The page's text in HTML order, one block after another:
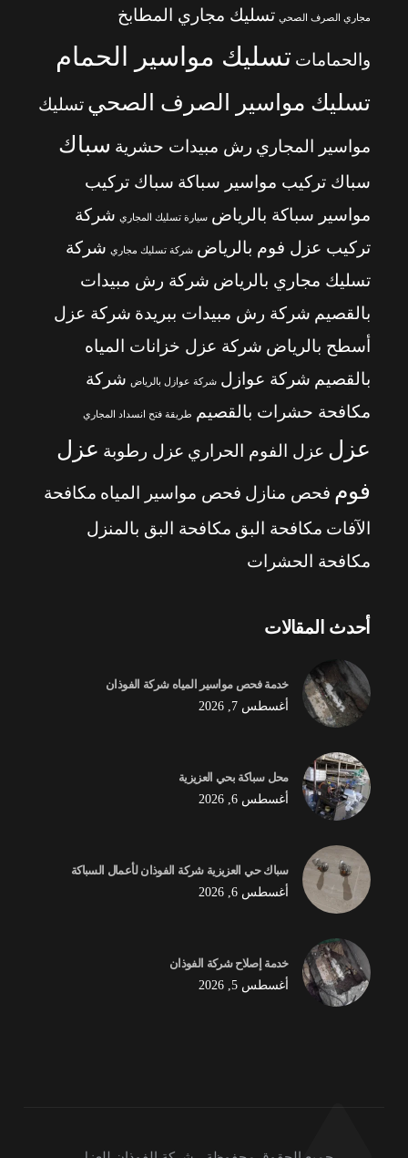
مجاري الصرف الصحي تسليك مجاري المطابخ
والحمامات تسليك مواسير الحمام
تسليك مواسير الصرف الصحي تسليك
مواسير المجاري رش مبيدات حشرية سباك
سباك تركيب مواسير سباكة سباك تركيب
مواسير سباكة بالرياض سيارة تسليك المجاري شركة
تركيب عزل فوم بالرياض شركة تسليك مجاري شركة
تسليك مجاري بالرياض شركة رش مبيدات
بالقصيم شركة رش مبيدات ببريدة شركة عزل
أسطح بالرياض شركة عزل خزانات المياه
بالقصيم شركة عوازل شركة عوازل بالرياض شركة
مكافحة حشرات بالقصيم
طريقة فتح انسداد المجاري
عزل عزل الفوم الحراري عزل رطوبة عزل
فوم فحص منازل فحص مواسير المياه مكافحة
الآفات مكافحة البق مكافحة البق بالمنزل
مكافحة الحشرات
أحدث المقالات
خدمة فحص مواسير المياه شركة الفوذان
أغسطس 7, 2026
محل سباكة بحي العزيزية
أغسطس 6, 2026
سباك حي العزيزية شركة الفوذان لأعمال السباكة
أغسطس 6, 2026
خدمة إصلاح شركة الفوذان
أغسطس 5, 2026